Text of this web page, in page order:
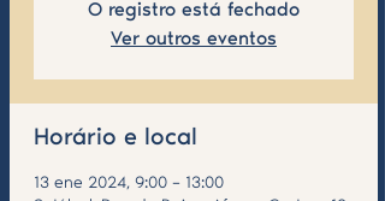
O registro está fechado
Ver outros eventos
Horário e local
13 ene 2024, 9:00 – 13:00